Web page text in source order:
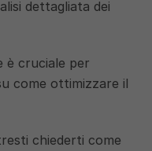
dettagliata dei
è cruciale per
come ottimizzare il
chiederti come